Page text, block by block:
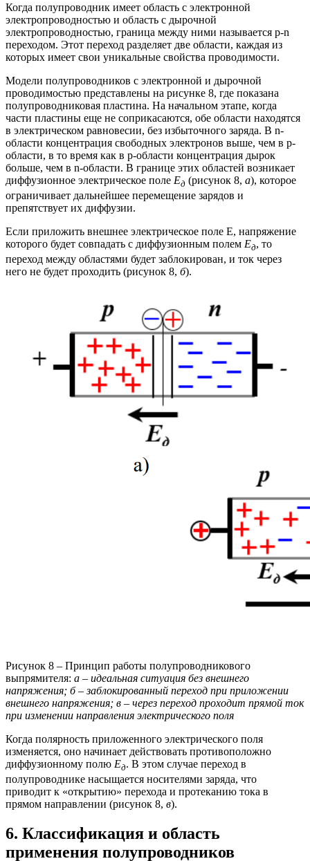
Когда полупроводник имеет область с электронной
электропроводностью и область с дырочной
электропроводностью, граница между ними называется p-n
переходом. Этот переход разделяет две области, каждая из
которых имеет свои уникальные свойства проводимости.
Модели полупроводников с электронной и дырочной
проводимостью представлены на рисунке 8, где показана
полупроводниковая пластина. На начальном этапе, когда
части пластины еще не соприкасаются, обе области находятся
в электрическом равновесии, без избыточного заряда. В n-
области концентрация свободных электронов выше, чем в p-
области, в то время как в p-области концентрация дырок
больше, чем в n-области. В границе этих областей возникает
диффузионное электрическое поле Eд (рисунок 8, а), которое
ограничивает дальнейшее перемещение зарядов и
препятствует их диффузии.
Если приложить внешнее электрическое поле Е, напряжение
которого будет совпадать с диффузионным полем Eд, то
переход между областями будет заблокирован, и ток через
него не будет проходить (рисунок 8, б).
Рисунок 8 – Принцип работы полупроводникового
выпрямителя: а – идеальная ситуация без внешнего
напряжения; б – заблокированный переход при приложении
внешнего напряжения; в – через переход проходит прямой ток
при изменении направления электрического поля
Когда полярность приложенного электрического поля
изменяется, оно начинает действовать противоположно
диффузионному полю Eд. В этом случае переход в
полупроводнике насыщается носителями заряда, что
приводит к «открытию» перехода и протеканию тока в
прямом направлении (рисунок 8, в).
6. Классификация и область
применения полупроводников